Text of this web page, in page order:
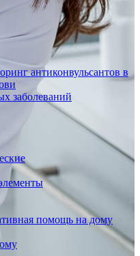
антиконвульсантов в
заболеваний
помощь на дому